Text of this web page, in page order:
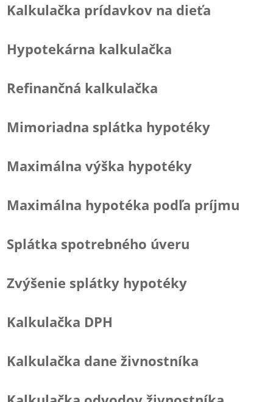
Kalkulačka prídavkov na dieťa
Hypotekárna kalkulačka
Refinančná kalkulačka
Mimoriadna splátka hypotéky
Maximálna výška hypotéky
Maximálna hypotéka podľa príjmu
Splátka spotrebného úveru
Zvýšenie splátky hypotéky
Kalkulačka DPH
Kalkulačka dane živnostníka